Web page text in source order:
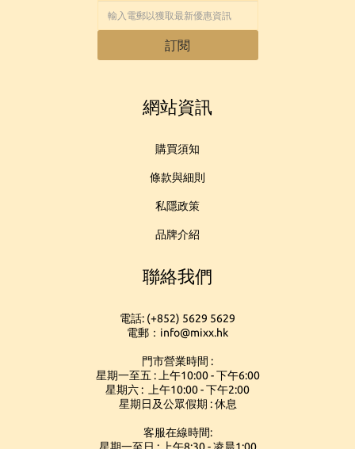
訂閱
網站資訊
購買須知
條款與細則
私隱政策
品牌介紹
聯絡我們
電話: (+852) 5629 5629
電郵：info@mixx.hk
門市營業時間 :
星期一至五 : 上午10:00 - 下午6:00
星期六 : 上午10:00 - 下午2:00
星期日及公眾假期 : 休息
客服在線時間: